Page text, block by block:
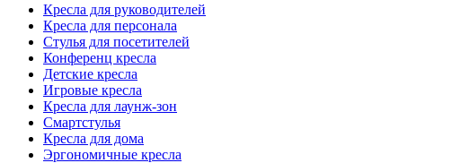
Кресла для руководителей
Кресла для персонала
Стулья для посетителей
Конференц кресла
Детские кресла
Игровые кресла
Кресла для лаунж-зон
Смартстулья
Кресла для дома
Эргономичные кресла